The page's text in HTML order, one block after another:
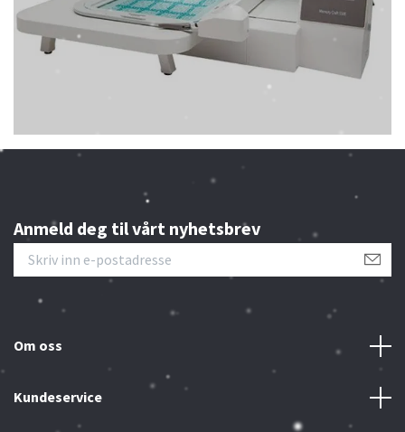
Anmeld deg til vårt nyhetsbrev
Om oss
Kundeservice